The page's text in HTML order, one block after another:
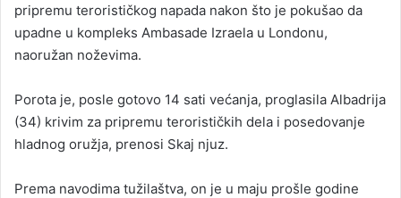
pripremu terorističkog napada nakon što je pokušao da
upadne u kompleks Ambasade Izraela u Londonu,
naoružan noževima.
Porota je, posle gotovo 14 sati većanja, proglasila Albadrija
(34) krivim za pripremu terorističkih dela i posedovanje
hladnog oružja, prenosi Skaj njuz.
Prema navodima tužilaštva, on je u maju prošle godine